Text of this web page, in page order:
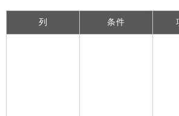
列 条件